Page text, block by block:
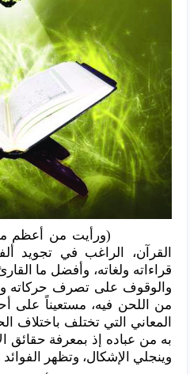
(ورأيت من أعظم ما
القرآن، الراغب في تجويد
قراءاته ولغاته، وأفضل ما
والوقوف على تصرف حركاته
من اللحن فيه، مستعيناً على
المعاني التي تختلف باختلاف
به من عباده إذ بمعرفة حقائق
وينجلي الإشكال، وتظهر الفوائد